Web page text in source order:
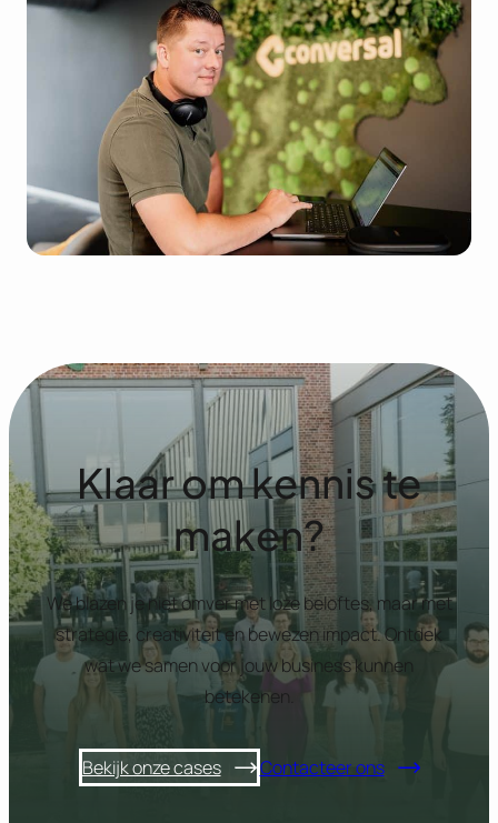
Klaar om kennis te
maken?
We blazen je niet omver met loze beloftes, maar met
strategie, creativiteit en bewezen impact. Ontdek
wat we samen voor jouw business kunnen
betekenen.
Bekijk onze cases Contacteer ons